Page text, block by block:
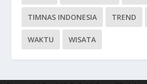
TIMNAS INDONESIA TREND
WAKTU WISATA